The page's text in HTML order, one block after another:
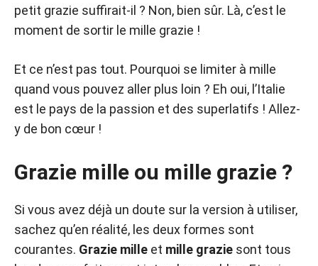
petit grazie suffirait-il ? Non, bien sûr. Là, c’est le
moment de sortir le mille grazie !
Et ce n’est pas tout. Pourquoi se limiter à mille
quand vous pouvez aller plus loin ? Eh oui, l’Italie
est le pays de la passion et des superlatifs ! Allez-
y de bon cœur !
Grazie mille ou mille grazie ?
Si vous avez déjà un doute sur la version à utiliser,
sachez qu’en réalité, les deux formes sont
courantes. Grazie mille et mille grazie sont tous